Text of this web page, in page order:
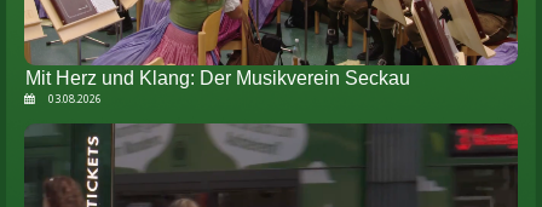
Mit Herz und Klang: Der Musikverein Seckau
03.08.2026